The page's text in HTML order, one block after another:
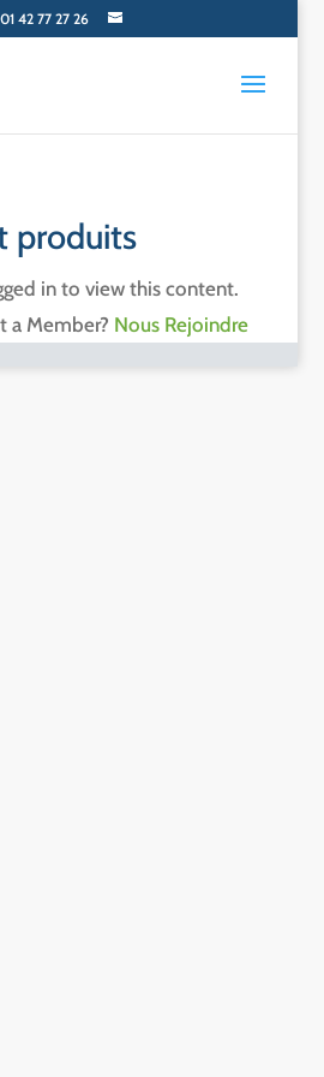
01 42 77 27 26
produits
in to view this content.
a Member? Nous Rejoindre